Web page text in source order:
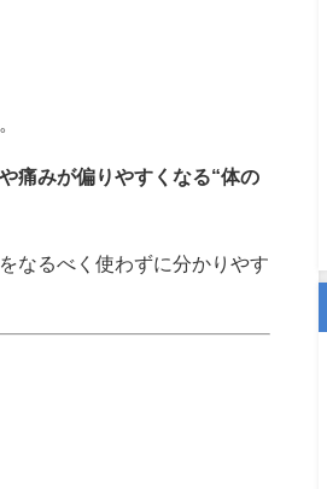
痛みが偏りやすくなる“体の
なるべく使わずに分かりやす